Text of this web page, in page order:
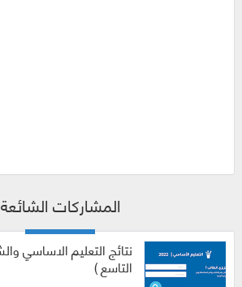
المشاركات الشائعة
التاسع )